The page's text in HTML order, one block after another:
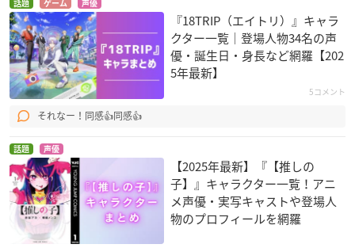
話題 ゲーム 声優
『18TRIP（エイトリ）』キャラ
クター一覧｜登場人物34名の声
優・誕生日・身長など網羅【202
5年最新】
5コメント
それなー！同感👍同感👍
話題 声優
【2025年最新】『【推しの
子】』キャラクター一覧！アニ
メ声優・実写キャストや登場人
物のプロフィールを網羅